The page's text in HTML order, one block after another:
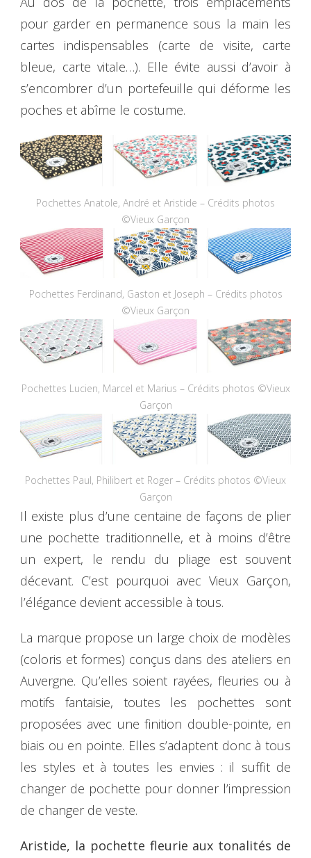
pour garder en permanence sous la main les
cartes indispensables (carte de visite, carte
bleue, carte vitale…). Elle évite aussi d’avoir à
s’encombrer d’un portefeuille qui déforme les
poches et abîme le costume.
Pochettes Anatole, André et Aristide – Crédits photos
©Vieux Garçon
Pochettes Ferdinand, Gaston et Joseph – Crédits photos
©Vieux Garçon
Pochettes Lucien, Marcel et Marius – Crédits photos ©Vieux
Garçon
Pochettes Paul, Philibert et Roger – Crédits photos ©Vieux
Garçon
Il existe plus d’une centaine de façons de plier
une pochette traditionnelle, et à moins d’être
un expert, le rendu du pliage est souvent
décevant. C’est pourquoi avec Vieux Garçon,
l’élégance devient accessible à tous.
La marque propose un large choix de modèles
(coloris et formes) conçus dans des ateliers en
Auvergne. Qu’elles soient rayées, fleuries ou à
motifs fantaisie, toutes les pochettes sont
proposées avec une finition double-pointe, en
biais ou en pointe. Elles s’adaptent donc à tous
les styles et à toutes les envies : il suffit de
changer de pochette pour donner l’impression
de changer de veste.
Aristide, la pochette fleurie aux tonalités de